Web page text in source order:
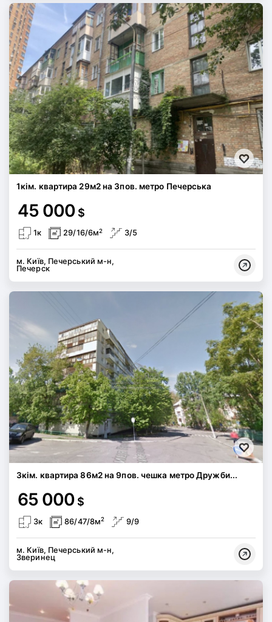
1кім. квартира 29м2 на 3пов. метро Печерська
45 000 $
1к 29/16/6м2 3/5
м. Київ, Печерський м-н,
Печерск
3кім. квартира 86м2 на 9пов. чешка метро Дружби...
65 000 $
3к 86/47/8м2 9/9
м. Київ, Печерський м-н,
Зверинец